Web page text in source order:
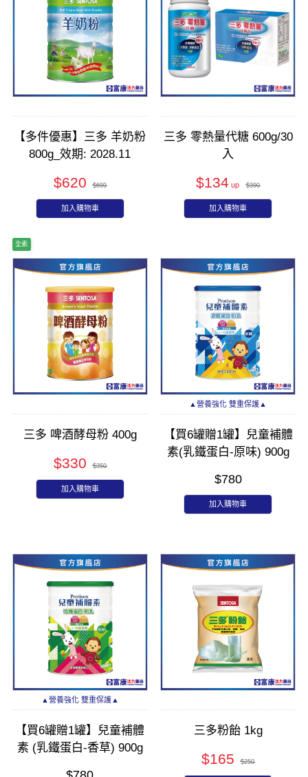
【多件優惠】三多 羊奶粉
800g_效期: 2028.11
$620 $699
加入購物車
三多 零熱量代糖 600g/30
入
$134 $390
加入購物車
全素
三多 啤酒酵母粉 400g
$330 $350
加入購物車
▲營養強化 雙重保護▲
【買6罐贈1罐】兒童補體
素(乳鐵蛋白-原味) 900g
$780
加入購物車
▲營養強化 雙重保護▲
【買6罐贈1罐】兒童補體
素 (乳鐵蛋白-香草) 900g
三多粉飴 1kg
$165 $250